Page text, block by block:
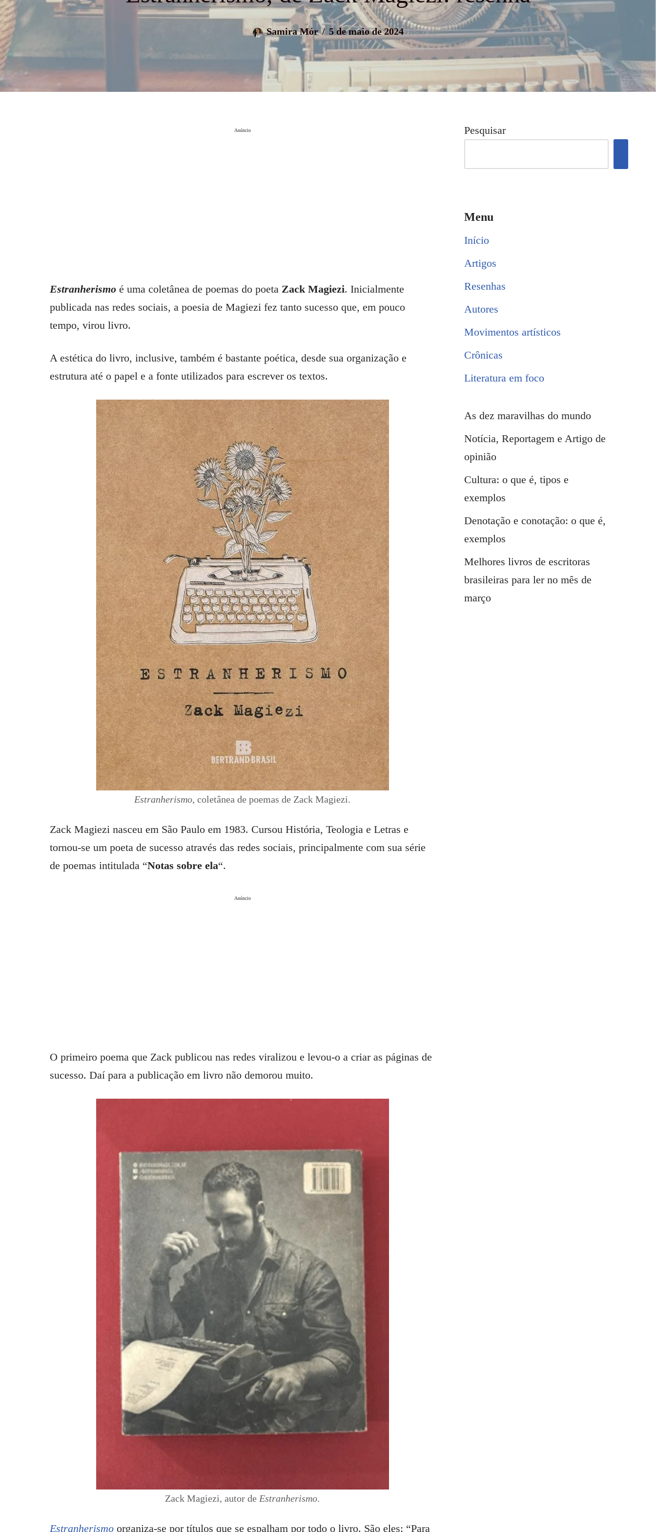
Samira Mór 5 de maio de 2024
Anúncio
Estranherismo é uma coletânea de poemas do poeta Zack Magiezi. Inicialmente
publicada nas redes sociais, a poesia de Magiezi fez tanto sucesso que, em pouco
tempo, virou livro.
A estética do livro, inclusive, também é bastante poética, desde sua organização e
estrutura até o papel e a fonte utilizados para escrever os textos.
Estranherismo, coletânea de poemas de Zack Magiezi.
Zack Magiezi nasceu em São Paulo em 1983. Cursou História, Teologia e Letras e
tornou-se um poeta de sucesso através das redes sociais, principalmente com sua série
de poemas intitulada “Notas sobre ela“.
Anúncio
O primeiro poema que Zack publicou nas redes viralizou e levou-o a criar as páginas de
sucesso. Daí para a publicação em livro não demorou muito.
Zack Magiezi, autor de Estranherismo.
Estranherismo organiza-se por títulos que se espalham por todo o livro. São eles: “Para
Pesquisar
Menu
Início
Artigos
Resenhas
Autores
Movimentos artísticos
Crônicas
Literatura em foco
As dez maravilhas do mundo
Notícia, Reportagem e Artigo de
opinião
Cultura: o que é, tipos e
exemplos
Denotação e conotação: o que é,
exemplos
Melhores livros de escritoras
brasileiras para ler no mês de
março